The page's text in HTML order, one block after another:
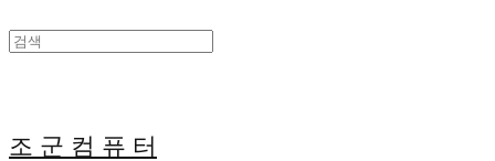
조 군 컴 퓨 터